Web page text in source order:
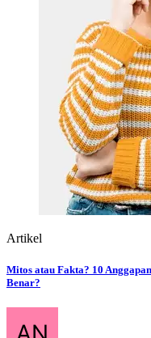
Aug 05, 2026